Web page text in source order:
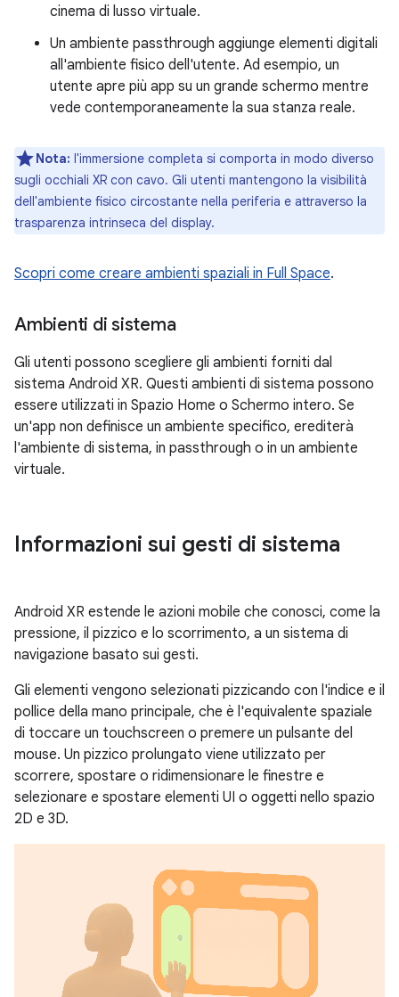
cinema di lusso virtuale.
Un ambiente passthrough aggiunge elementi digitali
all'ambiente fisico dell'utente. Ad esempio, un
utente apre più app su un grande schermo mentre
vede contemporaneamente la sua stanza reale.
Nota: l'immersione completa si comporta in modo diverso
sugli occhiali XR con cavo. Gli utenti mantengono la visibilità
dell'ambiente fisico circostante nella periferia e attraverso la
trasparenza intrinseca del display.
Scopri come creare ambienti spaziali in Full Space.
Ambienti di sistema
Gli utenti possono scegliere gli ambienti forniti dal
sistema Android XR. Questi ambienti di sistema possono
essere utilizzati in Spazio Home o Schermo intero. Se
un'app non definisce un ambiente specifico, erediterà
l'ambiente di sistema, in passthrough o in un ambiente
virtuale.
Informazioni sui gesti di sistema
Android XR estende le azioni mobile che conosci, come la
pressione, il pizzico e lo scorrimento, a un sistema di
navigazione basato sui gesti.
Gli elementi vengono selezionati pizzicando con l'indice e il
pollice della mano principale, che è l'equivalente spaziale
di toccare un touchscreen o premere un pulsante del
mouse. Un pizzico prolungato viene utilizzato per
scorrere, spostare o ridimensionare le finestre e
selezionare e spostare elementi UI o oggetti nello spazio
2D e 3D.